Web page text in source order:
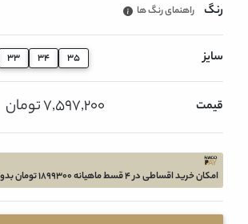
رنگ راهنمای رنگ ها
سایز 33 34 35
قیمت 7,597,200 تومان
امکان خرید اقساطی در 4 قسط ماهیانه 1899300 تومان بدون سود و چک